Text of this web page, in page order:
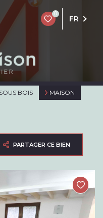
0
FR
BOIS MAISON
PARTAGER CE BIEN